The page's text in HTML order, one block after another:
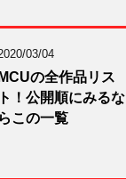
03/04
MCUの全作品リス
ト！公開順にみるな
らこの一覧